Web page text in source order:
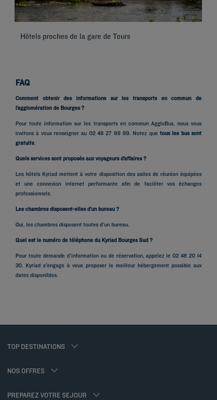
Hôtels proches de la gare de Tours
FAQ
Comment obtenir des informations sur les transports en commun de
l’agglomération de Bourges ?
Pour toute information sur les transports en commun AggloBus, nous vous
invitons à vous renseigner au 02 48 27 99 99. Notez que tous les bus sont
gratuits.
Quels services sont proposés aux voyageurs d’affaires ?
Les hôtels Kyriad mettent à votre disposition des salles de réunion équipées
et une connexion internet performante afin de faciliter vos échanges
professionnels.
Les chambres disposent-elles d’un bureau ?
Oui, les chambres disposent toutes d'un bureau.
Quel est le numéro de téléphone du Kyriad Bourges Sud ?
Pour toute demande d'information ou de réservation, appelez le 02 48 20 14
30. Kyriad s'engage à vous proposer le meilleur hébergement possible aux
dates disponibles.
TOP DESTINATIONS
Hôtels à Marseille
Hôtels à Strasbourg
Hôtels à Bordeaux
NOS OFFRES
Tarif membre
PREPAREZ VOTRE SEJOUR
Réunions et événements
Politique des données personnelles
Conditions générales d'utilisation Flavours Instant Benefit